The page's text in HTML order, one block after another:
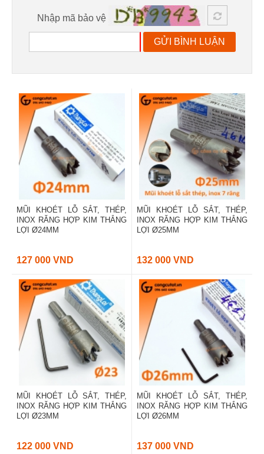
Nhập mã bảo vệ
GỬI BÌNH LUẬN
MŨI KHOÉT LỖ SẮT, THÉP,
INOX RĂNG HỢP KIM THẮNG
LỢI Ø24MM
127 000 VND
MŨI KHOÉT LỖ SẮT, THÉP,
INOX RĂNG HỢP KIM THẮNG
LỢI Ø25MM
132 000 VND
MŨI KHOÉT LỖ SẮT, THÉP,
INOX RĂNG HỢP KIM THẮNG
LỢI Ø23MM
122 000 VND
MŨI KHOÉT LỖ SẮT, THÉP,
INOX RĂNG HỢP KIM THẮNG
LỢI Ø26MM
137 000 VND